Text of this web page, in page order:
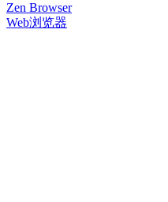
Zen Browser
Web浏览器